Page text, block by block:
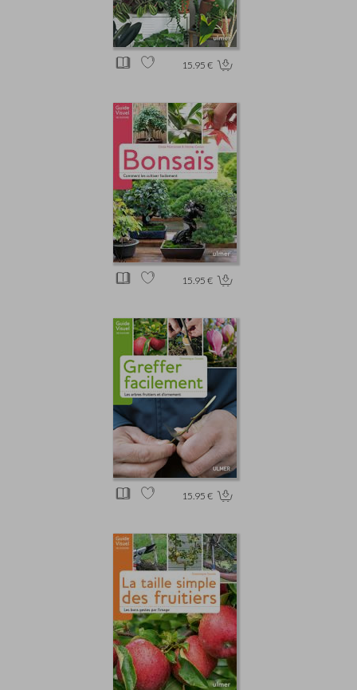
15.95 €
15.95 €
15.95 €